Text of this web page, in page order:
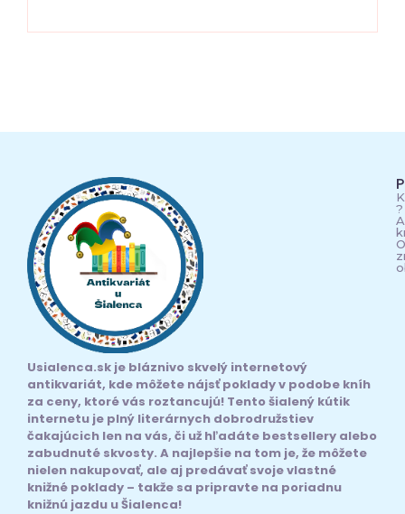
Usialenca.sk je bláznivo skvelý internetový
antikvariát, kde môžete nájsť poklady v podobe kníh
za ceny, ktoré vás roztancujú! Tento šialený kútik
internetu je plný literárnych dobrodružstiev
čakajúcich len na vás, či už hľadáte bestsellery alebo
zabudnuté skvosty. A najlepšie na tom je, že môžete
nielen nakupovať, ale aj predávať svoje vlastné
knižné poklady – takže sa pripravte na poriadnu
knižnú jazdu u Šialenca!
?